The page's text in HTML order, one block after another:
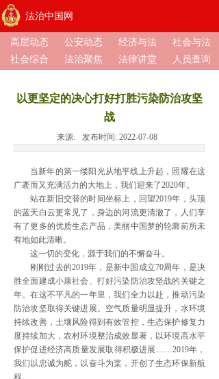
法治中国网
高层动态 公安动态 经济与法
社会与法
社会综合
法治聚焦 法律讲堂 人员查询
以更坚定的决心打好打胜污染防治攻坚
战
来源: 发布时间: 2022-07-08
当新年的第一缕阳光从地平线上升起，照耀在这
广袤而又充满活力的大地上，我们迎来了2020年。
站在新旧交替的时间坐标上，回望2019年，头顶
的蓝天白云更常见了，身边的河流更清澈了，人们享
有了更多的优质生态产品，美丽中国梦的轮廓前所未
有地如此清晰。
这一切的变化，源于我们的不懈奋斗。
刚刚过去的2019年，是新中国成立70周年，是决
胜全面建成小康社会、打好污染防治攻坚战的关键之
年。在这不平凡的一年里，我们全力以赴，推动污染
防治攻坚取得关键进展。空气质量明显提升，水环境
持续改善，土壤风险得到有效管控，生态保护修复力
度持续加大，农村环境整治成效显著，以环境高水平
保护促进经济高质量发展取得积极进展……2019年，
我们以忠诚为舵，以奋斗为桨，开创了生态环保新航
程。